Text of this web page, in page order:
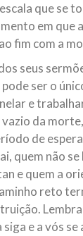
que se
em que
fim com a
seus
ser o
e
da
de
quem não
e quem a
reto
e a vós se